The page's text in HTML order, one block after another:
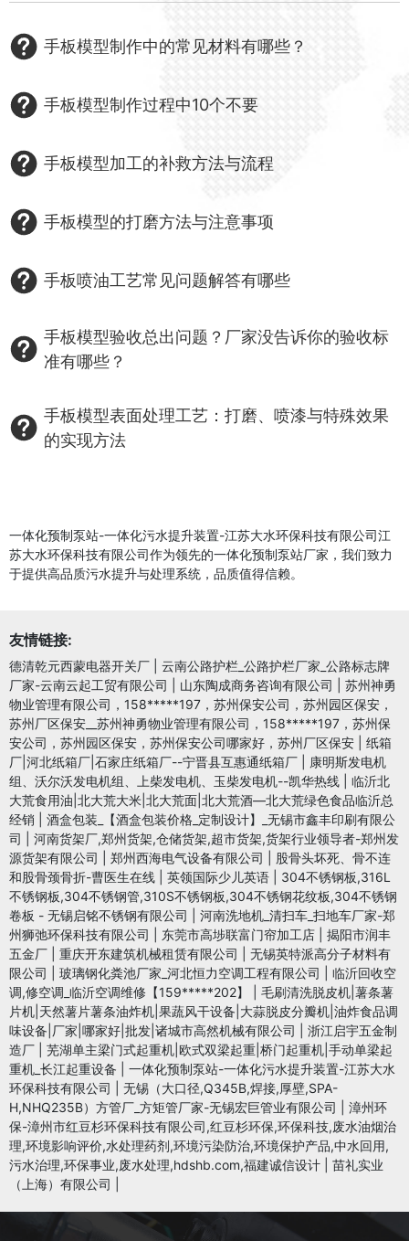
手板模型制作中的常见材料有哪些？
手板模型制作过程中10个不要
手板模型加工的补救方法与流程
手板模型的打磨方法与注意事项
手板喷油工艺常见问题解答有哪些
手板模型验收总出问题？厂家没告诉你的验收标
准有哪些？
手板模型表面处理工艺：打磨、喷漆与特殊效果
的实现方法
一体化预制泵站-一体化污水提升装置-江苏大水环保科技有限公司江
苏大水环保科技有限公司作为领先的一体化预制泵站厂家，我们致力
于提供高品质污水提升与处理系统，品质值得信赖。
友情链接:
德清乾元西蒙电器开关厂
云南公路护栏_公路护栏厂家_公路标志牌
厂家-云南云起工贸有限公司
山东陶成商务咨询有限公司
苏州神勇
物业管理有限公司，158*****197，苏州保安公司，苏州园区保安，
苏州厂区保安__苏州神勇物业管理有限公司，158*****197，苏州保
安公司，苏州园区保安，苏州保安公司哪家好，苏州厂区保安
纸箱
厂|河北纸箱厂|石家庄纸箱厂--宁晋县互惠通纸箱厂
康明斯发电机
组、沃尔沃发电机组、上柴发电机、玉柴发电机--凯华热线
临沂北
大荒食用油|北大荒大米|北大荒面|北大荒酒—北大荒绿色食品临沂总
经销
酒盒包装_【酒盒包装价格_定制设计】_无锡市鑫丰印刷有限公
司
河南货架厂,郑州货架,仓储货架,超市货架,货架行业领导者-郑州发
源货架有限公司
郑州西海电气设备有限公司
股骨头坏死、骨不连
和股骨颈骨折-曹医生在线
英领国际少儿英语
304不锈钢板,316L
不锈钢板,304不锈钢管,310S不锈钢板,304不锈钢花纹板,304不锈钢
卷板 - 无锡启铭不锈钢有限公司
河南洗地机_清扫车_扫地车厂家-郑
州狮弛环保科技有限公司
东莞市高埗联富门帘加工店
揭阳市润丰
五金厂
重庆开东建筑机械租赁有限公司
无锡英特派高分子材料有
限公司
玻璃钢化粪池厂家_河北恒力空调工程有限公司
临沂回收空
调,修空调_临沂空调维修【159*****202】
毛刷清洗脱皮机|薯条薯
片机|天然薯片薯条油炸机|果蔬风干设备|大蒜脱皮分瓣机|油炸食品调
味设备|厂家|哪家好|批发|诸城市高然机械有限公司
浙江启宇五金制
造厂
芜湖单主梁门式起重机|欧式双梁起重|桥门起重机|手动单梁起
重机_长江起重设备
一体化预制泵站-一体化污水提升装置-江苏大水
环保科技有限公司
无锡（大口径,Q345B,焊接,厚壁,SPA-
H,NHQ235B）方管厂_方矩管厂家-无锡宏巨管业有限公司
漳州环
保-漳州市红豆杉环保科技有限公司,红豆杉环保,环保科技,废水油烟治
理,环境影响评价,水处理药剂,环境污染防治,环境保护产品,中水回用,
污水治理,环保事业,废水处理,hdshb.com,福建诚信设计
苗礼实业
（上海）有限公司